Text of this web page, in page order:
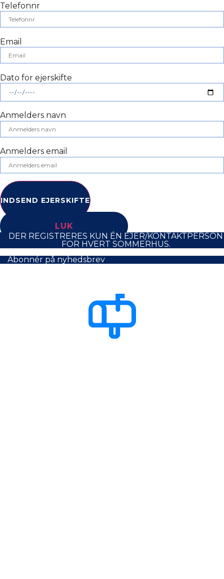
Telefonnr
Email
Dato for ejerskifte
Anmelders navn
Anmelders email
INDSEND EJERSKIFTE
LUK
DER REGISTRERES KUN ÉN EJER/KONTAKTPERSON
FOR HVERT SOMMERHUS.
Abonnér på nyhedsbrev